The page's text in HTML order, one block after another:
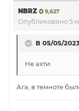
NBRZ 9,627
Опубликовано5
В 05/05/
Не ахти
Ага, в темноте